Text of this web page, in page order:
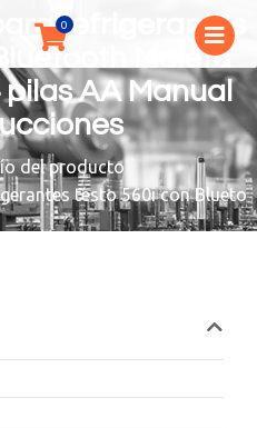
refrigerantes
Maleta
AA Manual
del producto
testo 560i con